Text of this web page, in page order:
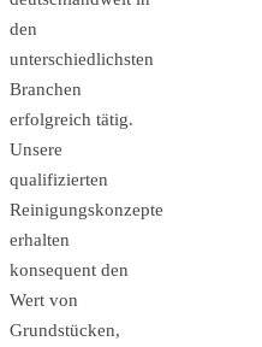
den
unterschiedlichsten
Branchen
erfolgreich tätig.
Unsere
qualifizierten
Reinigungskonzepte
erhalten
konsequent den
Wert von
Grundstücken,